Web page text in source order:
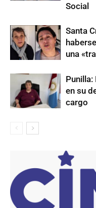
Social
Santa
una
en su
cargo